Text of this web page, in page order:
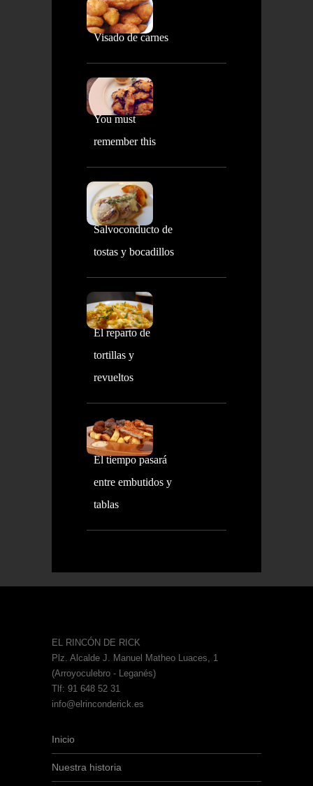
Visado de carnes
You must
remember this
Salvoconducto de
tostas y bocadillos
El reparto de
tortillas y
revueltos
El tiempo pasará
entre embutidos y
tablas
EL RINCÓN DE RICK
Plz. Alcalde J. Manuel Matheo Luaces, 1
(Arroyoculebro - Leganés)
Tlf: 91 648 52 31
info@elrinconderick.es
Inicio
Nuestra historia